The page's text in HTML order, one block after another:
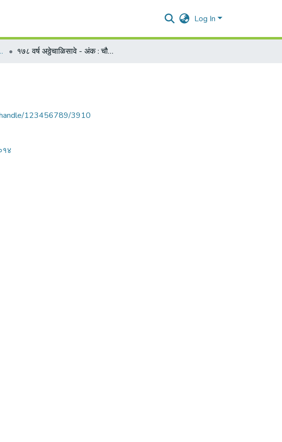
Log In
जानेवारी २०१४ १७८ वर्ष अठ्ठेचाळिसावे - अंक : चौथा : जानेवारी २०१४
123456789/3910